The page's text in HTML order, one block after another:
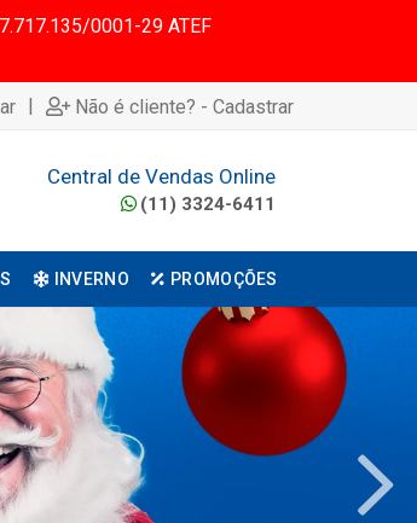
0001-29 ATEF
| Não é cliente? - Cadastrar
Central de Vendas Online
(11) 3324-6411
INVERNO PROMOÇÕES